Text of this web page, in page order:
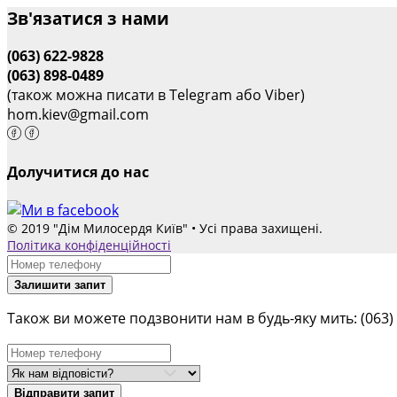
Зв'язатися з нами
(063) 622-9828
(063) 898-0489
(також можна писати в Telegram або Viber)
hom.kiev@gmail.com
Долучитися до нас
© 2019 "Дім Милосердя Київ" • Усі права захищені.
Політика конфіденційності
Залишити запит
Також ви можете подзвонити нам в будь-яку мить:
Відправити запит